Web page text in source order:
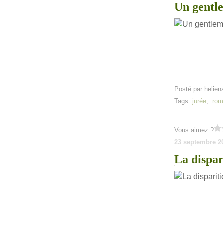
Un
Posté par
Tags: jurée,
Vous aimez ?
23 septembre
La